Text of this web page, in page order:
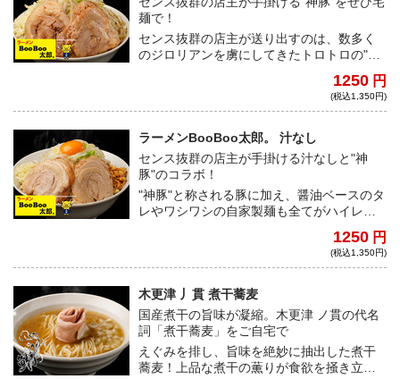
麺で！
センス抜群の店主が送り出すのは、数多く
のジロリアンを虜にしてきたトロトロの"神
ベルな一杯を、ご自宅で是非堪能してほし
1250 円
(税込1,350円)
ラーメンBooBoo太郎。 汁なし
センス抜群の店主が手掛ける汁なしと"神
豚"のコラボ！
"神豚"と称される豚に加え、醤油ベースのタ
レやワシワシの自家製麺も全てがハイレベ
チをトッピングして、よりジャンクに堪能
1250 円
(税込1,350円)
木更津 丿貫 煮干蕎麦
国産煮干の旨味が凝縮。木更津 ノ貫の代名
詞「煮干蕎麦」をご自宅で
えぐみを排し、旨味を絶妙に抽出した煮干
蕎麦！上品な煮干の薫りが食欲を掻き立